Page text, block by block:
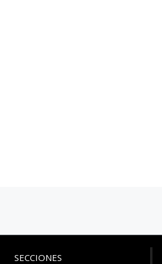
SECCIONES